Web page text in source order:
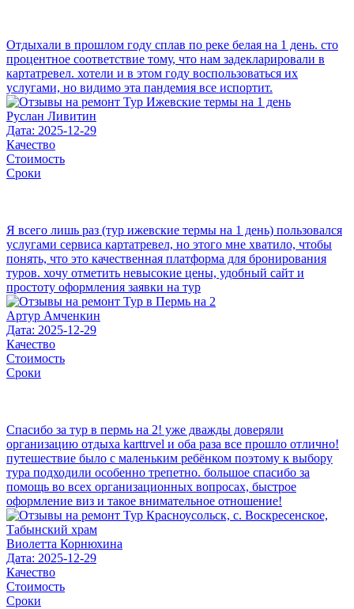
Отдыхали в прошлом году сплав по реке белая на 1 день. сто
процентное соответствие тому, что нам задекларировали в
картатревел. хотели и в этом году воспользоваться их
услугами, но видимо эта пандемия все испортит.
Руслан Ливитин
Дата: 2025-12-29
Качество
Стоимость
Сроки
Я всего лишь раз (тур ижевские термы на 1 день) пользовался
услугами сервиса картатревел, но этого мне хватило, чтобы
понять, что это качественная платформа для бронирования
туров. хочу отметить невысокие цены, удобный сайт и
простоту оформления заявки на тур
Артур Амченкин
Дата: 2025-12-29
Качество
Стоимость
Сроки
Спасибо за тур в пермь на 2! уже дважды доверяли
организацию отдыха karttrvel и оба раза все прошло отлично!
путешествие было с маленьким ребёнком поэтому к выбору
тура подходили особенно трепетно. большое спасибо за
помощь во всех организационных вопросах, быстрое
оформление виз и такое внимательное отношение!
Виолетта Корнюхина
Дата: 2025-12-29
Качество
Стоимость
Сроки